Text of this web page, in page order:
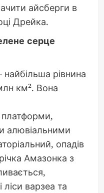
айсберги в
Дрейка.
серце
рівнина
км². Вона
платформи,
алювіальними
опадів
Амазонка з
варзеа та